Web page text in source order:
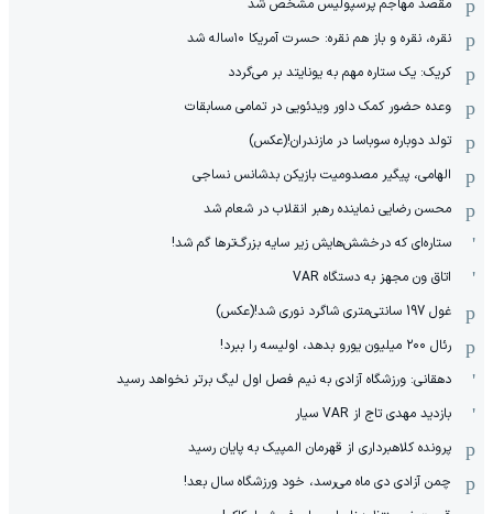
نقره، نقره و باز هم نقره: حسرت آمریکا ۱۰‌ساله شد
کریک: یک ستاره مهم به یونایتد بر می‌گردد
وعده حضور کمک داور ویدئویی در تمامی مسابقات
تولد دوباره سوباسا در مازندران!(عکس)
الهامی، پیگیر مصدومیت بازیکن بدشانس نساجی
محسن رضایی نماینده رهبر انقلاب در شعام شد
ستاره‌ای که درخشش‌هایش زیر سایه بزرگ‌ترها گم شد!
اتاق ون مجهز به دستگاه VAR
غول 197 سانتی‌متری شاگرد نوری شد!(عکس)
رئال ۲۰۰ میلیون یورو بدهد، اولیسه را ببرد!
دهقانی: ورزشگاه آزادی به نیم فصل اول لیگ برتر نخواهد رسید
بازدید مهدی تاج از VAR سیار
پرونده کلاهبرداری از قهرمان المپیک به پایان رسید
چمن آزادی دی ماه می‌رسد، خود ورزشگاه سال بعد!